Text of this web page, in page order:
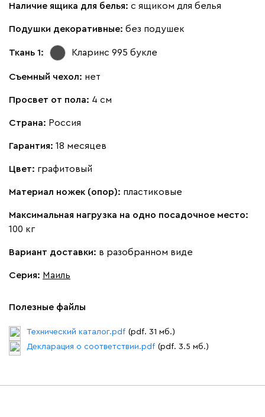
Вайт Латте Терра
Дарте
Графит Серый Терракота Тёмно-синий
Наличие ящика для белья: с ящиком для белья
Подушки декоративные: без подушек
Ткань 1: Кларинс 995 букле
Съемный чехол: нет
Просвет от пола: 4 см
Страна: Россия
Гарантия: 18 месяцев
Цвет: графитовый
Материал ножек (опор): пластиковые
Максимальная нагрузка на одно посадочное место:
100 кг
Вариант доставки: в разобранном виде
Серия: Маиль
Полезные файлы
Технический каталог.pdf (pdf. 31 мб.)
Декларация о соответствии.pdf (pdf. 3.5 мб.)